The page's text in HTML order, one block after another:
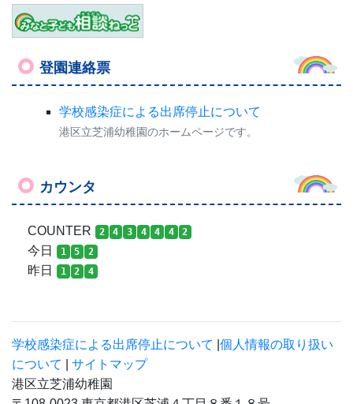
登園連絡票
学校感染症による出席停止について
港区立芝浦幼稚園のホームページです。
カウンタ
COUNTER 2 4 3 4 4 4 2
今日 1 5 2
昨日 1 2 4
学校感染症による出席停止について 個人情報の取り扱い
について
サイトマップ
港区立芝浦幼稚園